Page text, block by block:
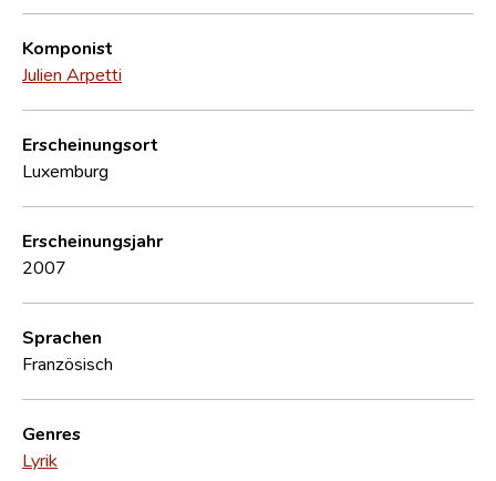
Komponist
Julien Arpetti
Erscheinungsort
Luxemburg
Erscheinungsjahr
2007
Sprachen
Französisch
Genres
Lyrik